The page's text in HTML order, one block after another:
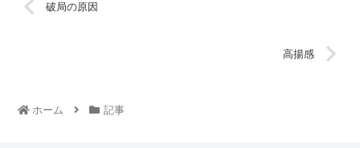
破局の原因
高揚感
ホーム 記事